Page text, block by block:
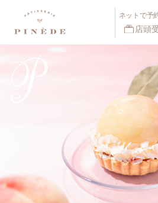
ネットで予
店頭
店頭受取予約受付中！